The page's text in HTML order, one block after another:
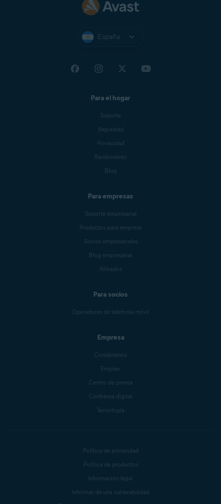
España
Para el hogar
Soporte
Seguridad
Privacidad
Rendimiento
Blog
Para empresas
Soporte empresarial
Productos para empresa
Socios empresariales
Blog empresarial
Afiliados
Para socios
Operadores de telefonía móvil
Empresa
Contáctenos
Empleo
Centro de prensa
Confianza digital
Tecnología
Política de privacidad
Política de productos
Información legal
Informar de una vulnerabilidad